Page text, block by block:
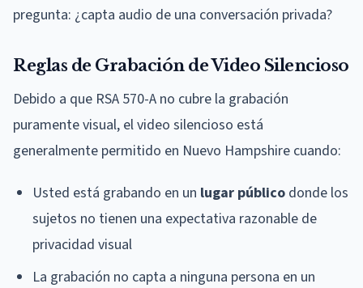
pregunta: ¿capta audio de una conversación privada?
Reglas de Grabación de Video Silencioso
Debido a que RSA 570-A no cubre la grabación
puramente visual, el video silencioso está
generalmente permitido en Nuevo Hampshire cuando:
Usted está grabando en un lugar público donde los
sujetos no tienen una expectativa razonable de
privacidad visual
La grabación no capta a ninguna persona en un